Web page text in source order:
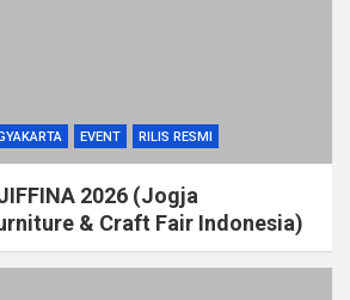
EVENT RILIS RESMI
2026 (Jogja
& Craft Fair Indonesia)